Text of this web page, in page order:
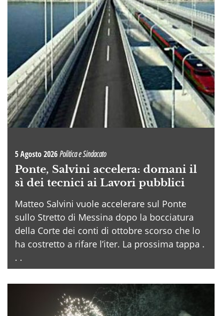
5 Agosto 2026Politica e Sindacato
Ponte, Salvini accelera: domani il
sì dei tecnici ai Lavori pubblici
Matteo Salvini vuole accelerare sul Ponte
sullo Stretto di Messina dopo la bocciatura
della Corte dei conti di ottobre scorso che lo
ha costretto a rifare l’iter. La prossima tappa .
. .